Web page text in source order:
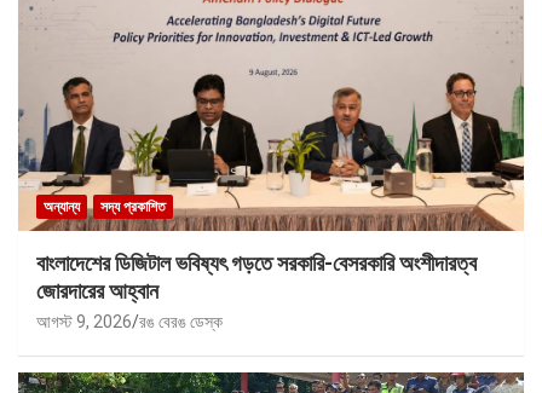
অন্যান্য সদ্য প্রকাশিত
বাংলাদেশের ডিজিটাল ভবিষ্যৎ গড়তে সরকারি-বেসরকারি অংশীদারত্ব
জোরদারের আহ্বান
আগস্ট 9, 2026 রঙ বেরঙ ডেস্ক